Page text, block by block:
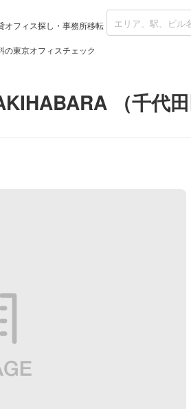
オフィス探し・事務所移転
の東京オフィスチェック
（千代田